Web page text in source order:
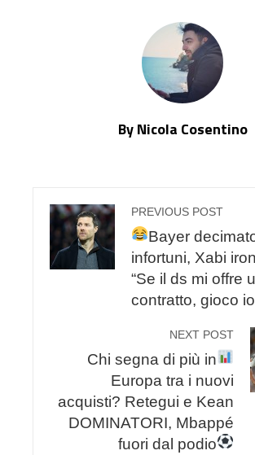
By Nicola Cosentino
PREVIOUS POST
Bayer
infortuni, Xabi
“Se il ds mi offre
contratto, gioco
NEXT POST
Chi segna di più in
Europa tra i nuovi
acquisti? Retegui e Kean
DOMINATORI, Mbappé
fuori dal podio